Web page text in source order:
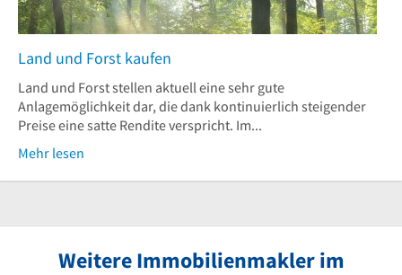
Land und Forst kaufen
Land und Forst stellen aktuell eine sehr gute
Anlagemöglichkeit dar, die dank kontinuierlich steigender
Preise eine satte Rendite verspricht. Im...
Mehr lesen
Weitere Immobilienmakler im